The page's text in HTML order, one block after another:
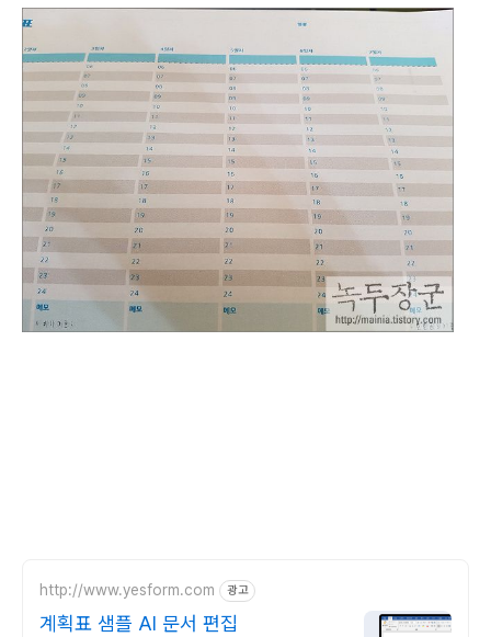
http://www.yesform.com 광고
계획표 샘플 AI 문서 편집